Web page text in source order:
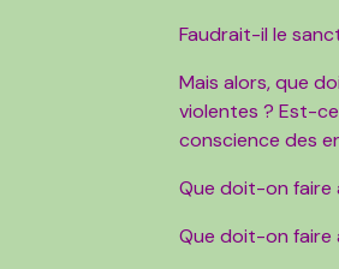
Faudrait-il le
Mais alors, que
violentes ? Est-
conscience des
Que doit-on faire
Que doit-on faire